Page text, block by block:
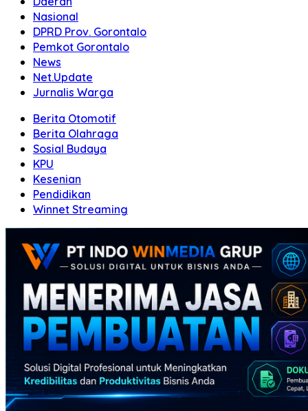
Nasional
DPRD Prov. Gorontalo
Pemkot Gorontalo
News
Net.Update
Jurnalis Warga
Berita Otomotif
Berita Olahraga
Sosial Budaya
KPU
Kesenian
Pendidikan
Winnet Streaming